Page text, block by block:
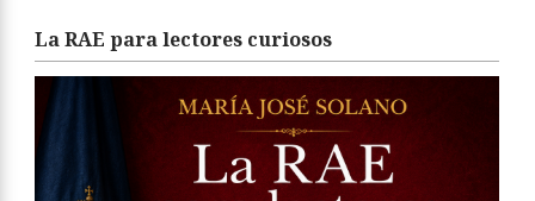
La RAE para lectores curiosos